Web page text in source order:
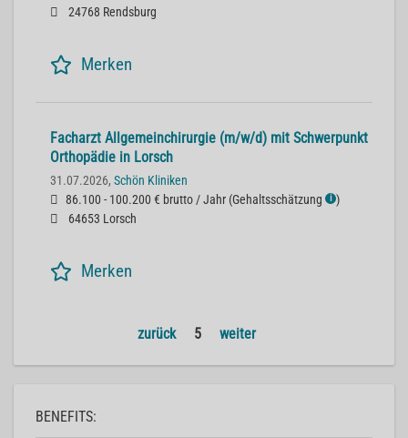
24768 Rendsburg
Merken
Facharzt Allgemeinchirurgie (m/w/d) mit Schwerpunkt
Orthopädie in Lorsch
31.07.2026, Schön Kliniken
86.100 - 100.200 € brutto / Jahr (Gehaltsschätzung ℹ )
64653 Lorsch
Merken
zurück 5 weiter
BENEFITS: